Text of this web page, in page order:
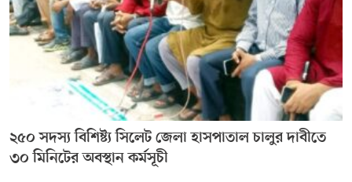
২৫০ সদস্য বিশিষ্ট্য সিলেট জেলা হাসপাতাল চালুর দাবীতে
৩০ মিনিটের অবস্থান কর্মসূচী